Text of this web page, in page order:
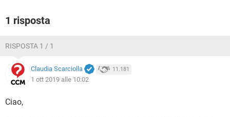
1 risposta
RISPOSTA 1 / 1
Claudia Scarciolla 11.181
1 ott 2019 alle 10:02
Ciao,